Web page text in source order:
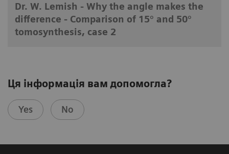
Dr. W. Lemish - Why the angle makes the
difference - Comparison of 15° and 50°
tomosynthesis, case 2
Ця інформація вам допомогла?
Yes No